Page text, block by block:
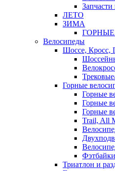
Запчасти
ЛЕТО
ЗИМА
Велосипеды
Шоссе, Кросс,
Горные
Горные
Горные
Горные
Trail, All
Фэтбайки
Триатлон и